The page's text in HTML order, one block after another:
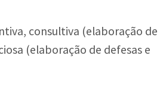
consultiva (elaboração de
(elaboração de defesas e